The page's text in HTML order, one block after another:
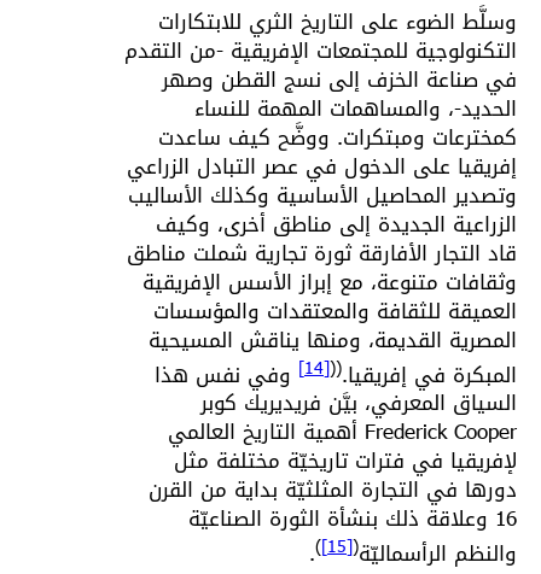
وسلَّط الضوء على التاريخ الثري للابتكارات
التكنولوجية للمجتمعات الإفريقية -من التقدم
في صناعة الخزف إلى نسج القطن وصهر
الحديد-، والمساهمات المهمة للنساء
كمخترعات ومبتكرات. ووضَّح كيف ساعدت
إفريقيا على الدخول في عصر التبادل الزراعي
وتصدير المحاصيل الأساسية وكذلك الأساليب
الزراعية الجديدة إلى مناطق أخرى، وكيف
قاد التجار الأفارقة ثورة تجارية شملت مناطق
وثقافات متنوعة، مع إبراز الأسس الإفريقية
العميقة للثقافة والمعتقدات والمؤسسات
المصرية القديمة، ومنها يناقش المسيحية
المبكرة في إفريقيا.(
(
[14] وفي نفس هذا
السياق المعرفي، بيَّن فريديريك كوبر
Frederick Cooper أهمية التاريخ العالمي
لإفريقيا في فترات تاريخيّة مختلفة مثل
دورها في التجارة المثلثيّة بداية من القرن
16 وعلاقة ذلك بنشأة الثورة الصناعيّة
والنظم الرأسماليّة(
[15]
)
.